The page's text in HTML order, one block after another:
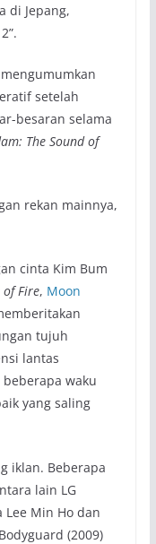
di Jepang,
setelah
besaran selama
The Sound of
rekan mainnya,
cinta Kim Bum
of Fire, Moon
tujuh
lantas
waku
yang saling
iklan. Beberapa
lain LG
Lee Min Ho dan
(2009)